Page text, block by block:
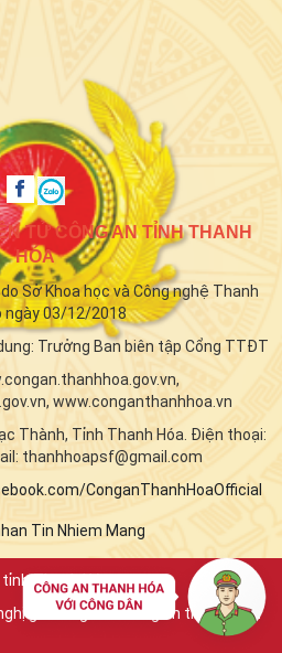
TỬ CÔNG AN TỈNH THANH
HÓA
Sở Khoa học và Công nghệ Thanh
ngày 03/12/2018
Trưởng Ban biên tập Cổng TTĐT
www.conganthanhhoa.vn
Thành, Tỉnh Thanh Hóa. Điện thoại:
thanhhoapsf@gmail.com
ConganThanhHoaOfficial
Thanh Hóa.
ghi rõ nguồn "Công an tỉnh Thanh